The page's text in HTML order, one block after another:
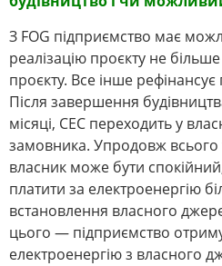
З FOG підприємство має
реалізацію проєкту не більше
проєкту. Все інше
Після завершення
місяці, СЕС переходить у
замовника. Упродовж всього
власник може бути
платити за електроенергію
встановлення власного
цього — підприємство
електроенергію з власного